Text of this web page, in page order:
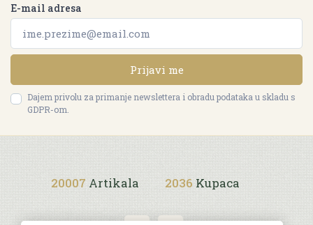
E-mail adresa
Prijavi me
Dajem privolu za primanje newslettera i obradu podataka u skladu s
GDPR-om.
20007 Artikala 2036 Kupaca